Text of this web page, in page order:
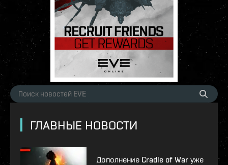
ГЛАВНЫЕ НОВОСТИ
Дополнение Cradle of War уже